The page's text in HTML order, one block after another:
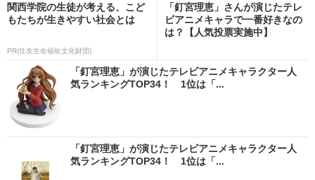
関西学院の生徒が考える、こど
もたちが生きやすい社会とは
PR(住友生命福祉文化財団)
「釘宮理恵」さんが演じたテレ
ビアニメキャラで一番好きなの
は？【人気投票実施中】
「釘宮理恵」が演じたテレビアニメキャラクター人
気ランキングTOP34！ 1位は「...
「釘宮理恵」が演じたテレビアニメキャラクター人
気ランキングTOP34！ 1位は「...